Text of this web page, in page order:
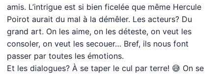
amis. L’intrigue est si bien ficelée que même Hercule
Poirot aurait du mal à la démêler. Les acteurs? Du
grand art. On les aime, on les déteste, on veut les
consoler, on veut les secouer… Bref, ils nous font
passer par toutes les émotions.
Et les dialogues? À se taper le cul par terre! 😅 On se